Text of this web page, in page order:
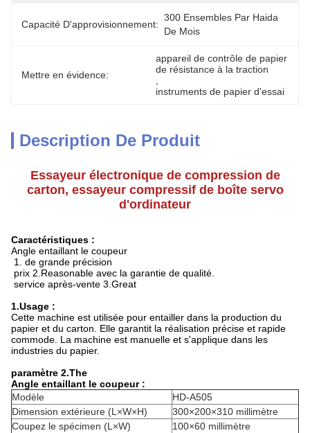
Capacité D'approvisionnement:
300 Ensembles Par Haida
De Mois
Mettre en évidence:
appareil de contrôle de papier
de résistance à la traction
instruments de papier d'essai
Description De Produit
Essayeur électronique de compression de
carton, essayeur compressif de boîte servo
d'ordinateur
Caractéristiques :
Angle entaillant le coupeur
1. de grande précision
prix 2.Reasonable avec la garantie de qualité.
service après-vente 3.Great
1.Usage :
Cette machine est utilisée pour entailler dans la production du
papier et du carton. Elle garantit la réalisation précise et rapide
commode. La machine est manuelle et s'applique dans les
industries du papier.
paramètre 2.The
Angle entaillant le coupeur :
Modèle
HD-A505
Dimension extérieure (L×W×H)
300×200×310 millimètre
Coupez le spécimen (L×W)
100×60 millimètre